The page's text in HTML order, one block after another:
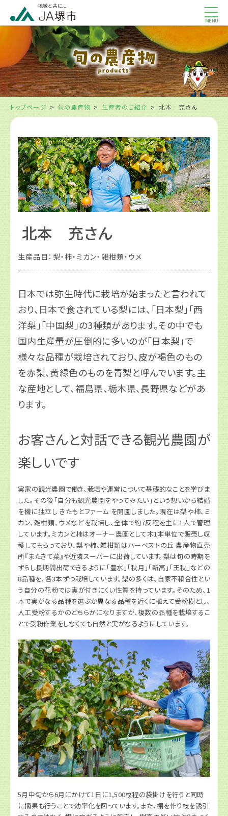
MENU
トップページ 旬の農産物 生産者のご紹介 北本 充さん
北本 充さん
生産品目： 梨・柿・ミカン・雑柑類・ウメ
日本では弥生時代に栽培が始まったと言われて
おり、日本で食されている梨には、「日本梨」「西
洋梨」「中国梨」の3種類があります。その中でも
国内生産量が圧倒的に多いのが「日本梨」で
様々な品種が栽培されており、皮が褐色のもの
を赤梨、黄緑色のものを青梨と呼んでいます。主
な産地として、福島県、栃木県、長野県などがあ
ります。
お客さんと対話できる観光農園が
楽しいです
実家の観光農園で働き、栽培や運営について基礎的なことを学びま
した。その後「自分も観光農園をやってみたい」という想いから結婚
を機に独立し きたもとファーム を開園しました。現在は梨や柿、ミ
カン、雑柑類、ウメなどを栽培し、全体で約7反程を主に1人で管理
しています。ミカンと柿はオーナー農園として木1本単位で販売し収
穫してもらっており、梨や柿、雑柑類はハーベストの丘 農産物直売
所『またきて菜』や近隣スーパーに出荷しています。梨は旬の時期を
ずらし長期間出荷できるように「豊水」「秋月」「新高」「王秋」などの
8品種を、各3本ずつ栽培しています。梨の多くは、自家不和合性とい
う自分の花粉では実が付きにくい性質を持っています。そのため、1
本で実がなる品種を選ぶか異なる品種を近くに植えて受粉樹とし、
人工受粉するかのどちらかになりますが、複数の品種を栽培するこ
とで受粉作業をしなくても自然と実がなるようにしています。
5月中旬から6月にかけて1日に1,500枚程の袋掛けを行うと同時
に摘果も行うことで効率化を図っています。また、棚を作り枝を誘引